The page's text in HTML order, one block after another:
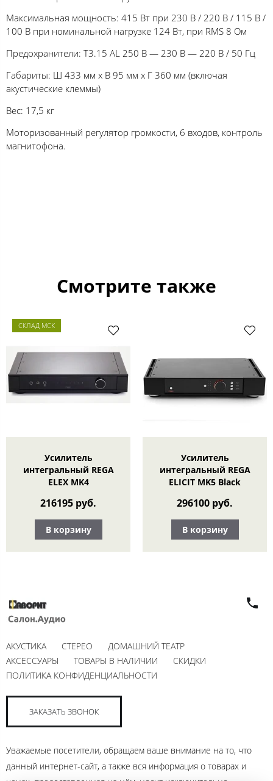
Максимальная мощность: 415 Вт при 230 В / 220 В / 115 В /
100 В при номинальной нагрузке 124 Вт, при RMS 8 Ом
Предохранители: T3.15 AL 250 В — 230 В — 220 В / 50 Гц
Габариты: Ш 433 мм x В 95 мм x Г 360 мм (включая
акустические клеммы)
Вес: 17,5 кг
Моторизованный регулятор громкости, 6 входов, контроль
магнитофона.
Смотрите также
СКЛАД МСК
Усилитель
интегральный REGA
ELEX MK4
216195 руб.
В корзину
Усилитель
интегральный REGA
ELICIT MK5 Black
296100 руб.
В корзину
АКУСТИКА СТЕРЕО
ДОМАШНИЙ ТЕАТР
АКСЕССУАРЫ
ТОВАРЫ В НАЛИЧИИ
СКИДКИ
ПОЛИТИКА КОНФИДЕНЦИАЛЬНОСТИ
ЗАКАЗАТЬ ЗВОНОК
Уважаемые посетители, обращаем ваше внимание на то, что
данный интернет-сайт, а также вся информация о товарах и